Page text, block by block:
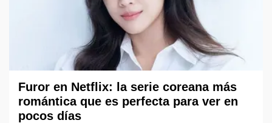
Furor en Netflix: la serie coreana más
romántica que es perfecta para ver en
pocos días